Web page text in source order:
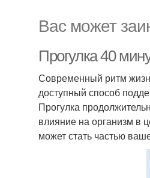
Вас может
Прогулка 40
Современный ритм
доступный способ
Прогулка
влияние на организм в
может стать частью